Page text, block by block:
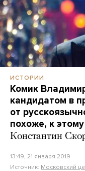
ИСТОРИИ
Комик
кандидатом в
от
похоже, к
Константин
13:49, 21 января 2019
Источник: Московский